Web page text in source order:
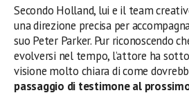
Secondo Holland, lui e il team
una direzione precisa per
suo Peter Parker. Pur riconoscendo
evolversi nel tempo, l’attore ha
visione molto chiara di come
passaggio di testimone al